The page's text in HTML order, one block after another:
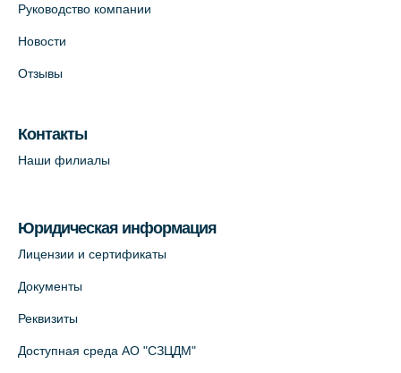
Руководство компании
Новости
Отзывы
Контакты
Наши филиалы
Юридическая информация
Лицензии и сертификаты
Документы
Реквизиты
Доступная среда АО "СЗЦДМ"